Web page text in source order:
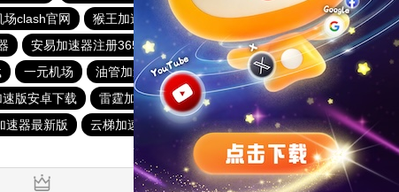
场clash官网 猴王加速器
黑洞加速器下载官网免费
安易加速器注册365天会员
toto加速器
一元机场 油管加速器永久免费版
快鸭加速器app下载免费
版安卓下载 雷霆加器速
快鸭加速器官网下载安卓
速器最新版 云梯加速器下载
vp加速器